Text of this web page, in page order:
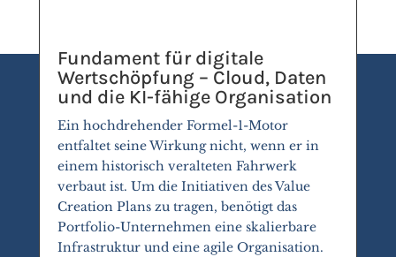
Fundament für digitale
Wertschöpfung – Cloud, Daten
und die KI-fähige Organisation
Ein hochdrehender Formel-1-Motor
entfaltet seine Wirkung nicht, wenn er in
einem historisch veralteten Fahrwerk
verbaut ist. Um die Initiativen des Value
Creation Plans zu tragen, benötigt das
Portfolio-Unternehmen eine skalierbare
Infrastruktur und eine agile Organisation.